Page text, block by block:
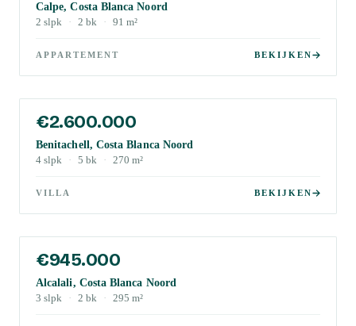
Calpe, Costa Blanca Noord
2 slpk · 2 bk · 91 m²
APPARTEMENT BEKIJKEN
€2.600.000
Benitachell, Costa Blanca Noord
4 slpk · 5 bk · 270 m²
VILLA BEKIJKEN
€945.000
Alcalali, Costa Blanca Noord
3 slpk · 2 bk · 295 m²